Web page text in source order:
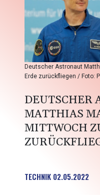
Deutscher Astronaut
Erde zurückfliegen / Foto:
DEUTSCHER
MATTHIAS
MITTWOCH
TECHNIK 02.05.2022